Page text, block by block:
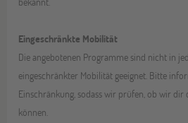
Eingeschränkte Mobilität
Die angebotenen Programme sind nicht in
eingeschränkter Mobilität geeignet. Bitte
Einschränkung, sodass wir prüfen, ob wir dir
können.